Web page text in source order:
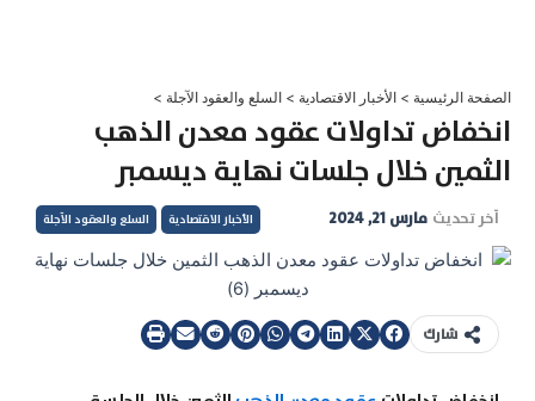
الصفحة الرئيسية > الأخبار الاقتصادية > السلع والعقود الآجلة >
انخفاض تداولات عقود معدن الذهب
الثمين خلال جلسات نهاية ديسمبر
آخر تحديث مارس 21, 2024 الأخبار الاقتصادية السلع والعقود الآجلة
شارك